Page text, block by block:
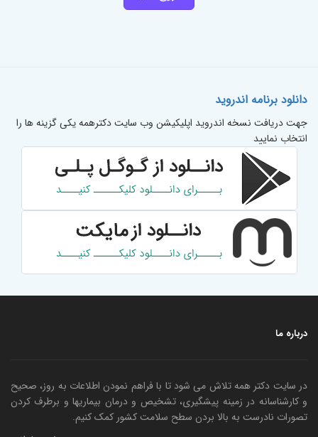
دانلود برنامه اندروید
جهت دریافت نسخه اندروید اپلیکیشن وب سایت دکترهمه یکی گزینه ها را
انتخاب نمایید
درباره ما
در سایت دکتر همه تلاش می شود تا با فراهم نمودن اطلاعات به روز، صحیح
و کارشناسانه در زمینه پیشگیری، تشخیص و درمان بیماریها و برطرف کردن
تصورات نادرست به بالا بردن سطح سلامت کشور کمک کنیم.